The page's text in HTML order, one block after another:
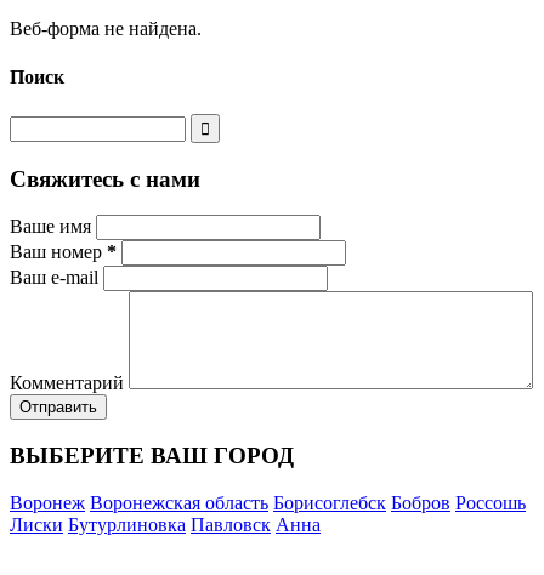
Веб-форма не найдена.
Поиск
Свяжитесь с нами
Ваше имя
Ваш номер *
Ваш e-mail
Комментарий
ВЫБЕРИТЕ ВАШ ГОРОД
Воронеж Воронежская область Борисоглебск Бобров Россошь
Лиски Бутурлиновка Павловск Анна